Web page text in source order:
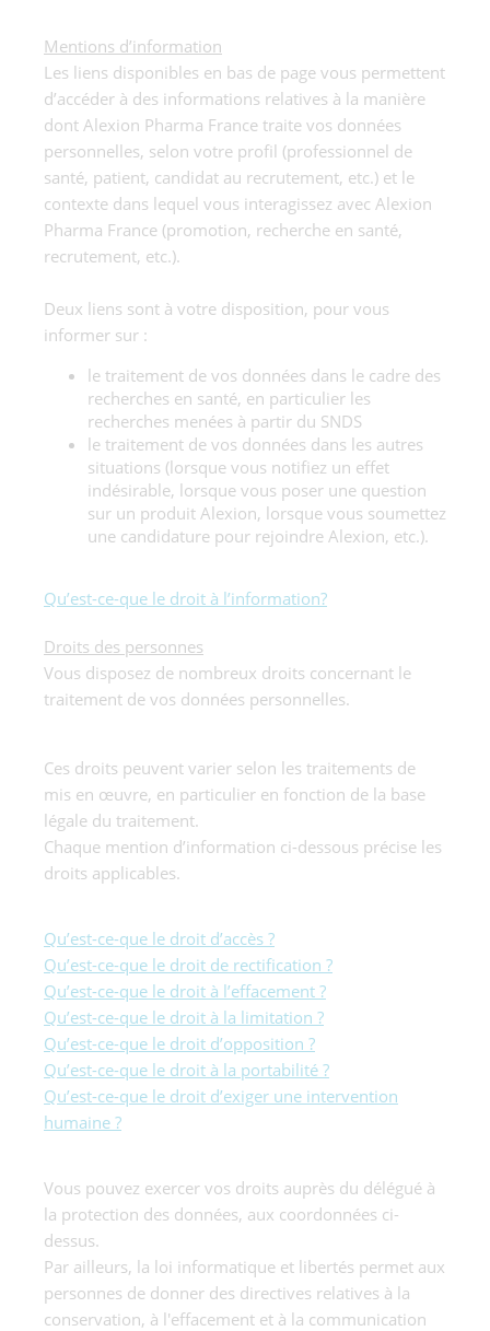
Mentions d’information
Les liens disponibles en bas de page vous permettent
d’accéder à des informations relatives à la manière
dont Alexion Pharma France traite vos données
personnelles, selon votre profil (professionnel de
santé, patient, candidat au recrutement, etc.) et le
contexte dans lequel vous interagissez avec Alexion
Pharma France (promotion, recherche en santé,
recrutement, etc.).
Deux liens sont à votre disposition, pour vous
informer sur :
le traitement de vos données dans le cadre des
recherches en santé, en particulier les
recherches menées à partir du SNDS
le traitement de vos données dans les autres
situations (lorsque vous notifiez un effet
indésirable, lorsque vous poser une question
sur un produit Alexion, lorsque vous soumettez
une candidature pour rejoindre Alexion, etc.).
Qu’est-ce-que le droit à l’information?
Droits des personnes
Vous disposez de nombreux droits concernant le
traitement de vos données personnelles.
Ces droits peuvent varier selon les traitements de
mis en œuvre, en particulier en fonction de la base
légale du traitement.
Chaque mention d’information ci-dessous précise les
droits applicables.
Qu’est-ce-que le droit d’accès ?
Qu’est-ce-que le droit de rectification ?
Qu’est-ce-que le droit à l’effacement ?
Qu’est-ce-que le droit à la limitation ?
Qu’est-ce-que le droit d’opposition ?
Qu’est-ce-que le droit à la portabilité ?
Qu’est-ce-que le droit d’exiger une intervention
humaine ?
Vous pouvez exercer vos droits auprès du délégué à
la protection des données, aux coordonnées ci-
dessus.
Par ailleurs, la loi informatique et libertés permet aux
personnes de donner des directives relatives à la
conservation, à l'effacement et à la communication